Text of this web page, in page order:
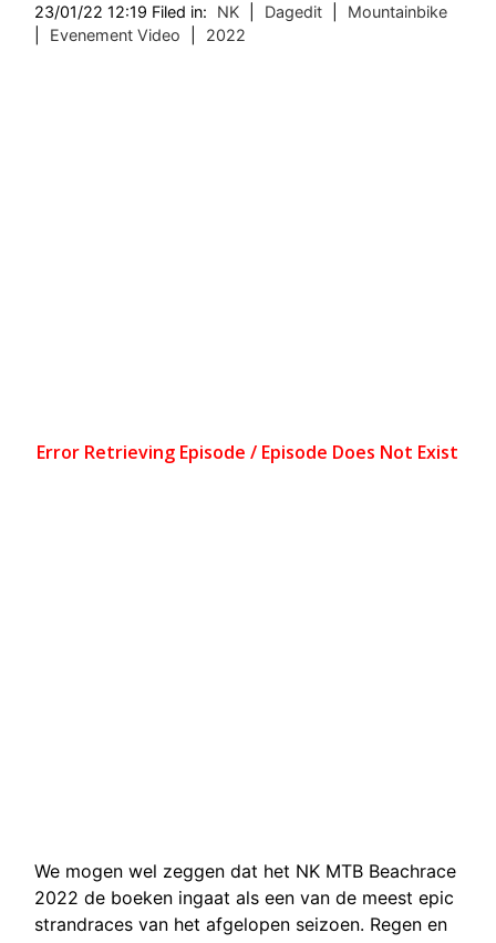
23/01/22 12:19 Filed in: NK Dagedit
Mountainbike
Evenement Video 2022
We mogen wel zeggen dat het NK MTB Beachrace
2022 de boeken ingaat als een van de meest epic
strandraces van het afgelopen seizoen. Regen en